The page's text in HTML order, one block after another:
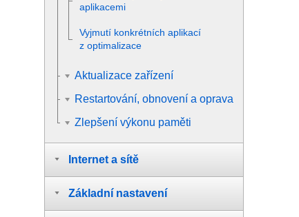
aplikacemi
Vyjmutí konkrétních aplikací
z optimalizace
Aktualizace zařízení
Restartování, obnovení a oprava
Zlepšení výkonu paměti
Internet a sítě
Základní nastavení